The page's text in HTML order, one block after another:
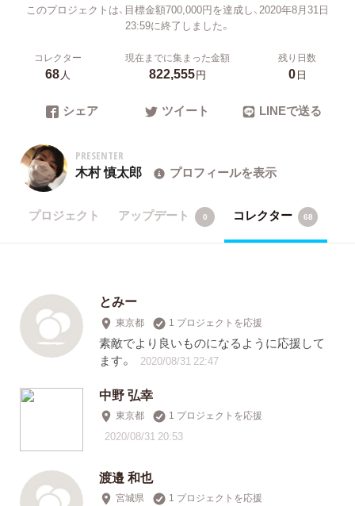
このプロジェクトは、目標金額700,000円を達成し、2020年8月31日
23:59に終了しました。
コレクター
68人
現在までに集まった金額
822,555円
残り日数
0日
シェア ツイート LINEで送る
PRESENTER
木村 慎太郎 プロフィールを表示
プロジェクト アップデート 0 コレクター 68
とみー
東京都 1 プロジェクトを応援
素敵でより良いものになるように応援して
ます。
2020/08/31 22:47
中野 弘幸
東京都 1 プロジェクトを応援
2020/08/31 20:53
渡邉 和也
宮城県 1 プロジェクトを応援